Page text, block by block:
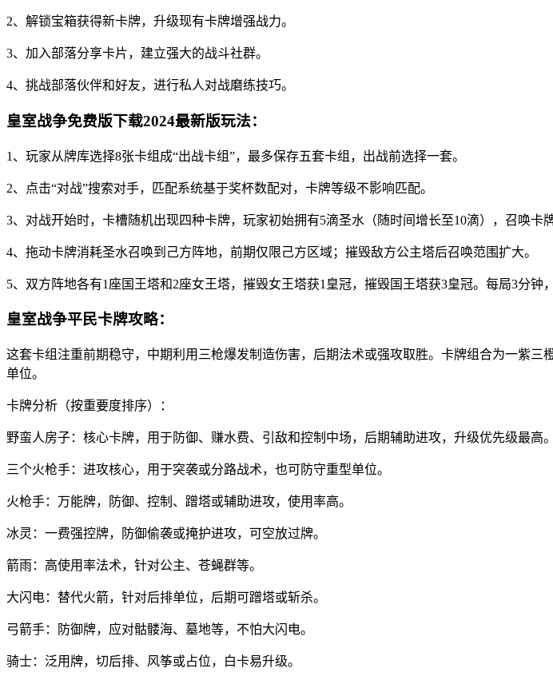
2、解锁宝箱获得新卡牌，升级现有卡牌增强战力。
3、加入部落分享卡片，建立强大的战斗社群。
4、挑战部落伙伴和好友，进行私人对战磨练技巧。
皇室战争免费版下载2024最新版玩法：
1、玩家从牌库选择8张卡组成“出战卡组”，最多保存五套卡组，出战前选择一套。
2、点击“对战”搜索对手，匹配系统基于奖杯数配对，卡牌等级不影响匹配。
3、对战开始时，卡槽随机出现四种卡牌，玩家初始拥有5滴圣水（随时间增长至10滴），召唤卡
4、拖动卡牌消耗圣水召唤到己方阵地，前期仅限己方区域；摧毁敌方公主塔后召唤范围扩大。
5、双方阵地各有1座国王塔和2座女王塔，摧毁女王塔获1皇冠，摧毁国王塔获3皇冠。每局3分
皇室战争平民卡牌攻略：
这套卡组注重前期稳守，中期利用三枪爆发制造伤害，后期法术或强攻取胜。卡牌组合为一紫
单位。
卡牌分析（按重要度排序）：
野蛮人房子：核心卡牌，用于防御、赚水费、引敌和控制中场，后期辅助进攻，升级优先级最高。
三个火枪手：进攻核心，用于突袭或分路战术，也可防守重型单位。
火枪手：万能牌，防御、控制、蹭塔或辅助进攻，使用率高。
冰灵：一费强控牌，防御偷袭或掩护进攻，可空放过牌。
箭雨：高使用率法术，针对公主、苍蝇群等。
大闪电：替代火箭，针对后排单位，后期可蹭塔或斩杀。
弓箭手：防御牌，应对骷髅海、墓地等，不怕大闪电。
骑士：泛用牌，切后排、风筝或占位，白卡易升级。